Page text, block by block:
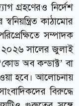
গ্রহণেরও নির্দেশ
কাঠামোর
সম্পাদক
২০২৬ সালের জুলাই
অব কন্ডাক্ট’ বা
হবে। আলোচনায়
বিরুদ্ধে